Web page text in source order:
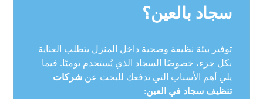
سجاد بالعين؟
توفير بيئة نظيفة وصحية داخل المنزل يتطلب العناية
بكل جزء، خصوصًا السجاد الذي يُستخدم يوميًا. فيما
يلي أهم الأسباب التي تدفعك للبحث عنشركات
تنظيف سجاد في العين: